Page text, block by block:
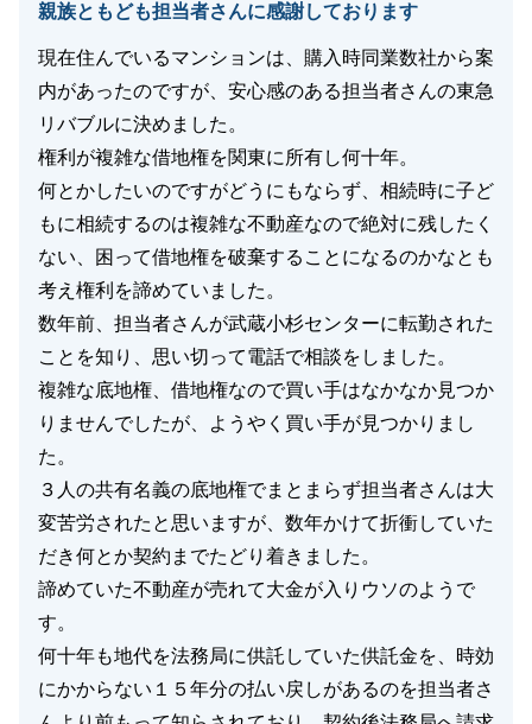
親族ともども担当者さんに感謝しております
現在住んでいるマンションは、購入時同業数社から案
内があったのですが、安心感のある担当者さんの東急
リバブルに決めました。
権利が複雑な借地権を関東に所有し何十年。
何とかしたいのですがどうにもならず、相続時に子ど
もに相続するのは複雑な不動産なので絶対に残したく
ない、困って借地権を破棄することになるのかなとも
考え権利を諦めていました。
数年前、担当者さんが武蔵小杉センターに転勤された
ことを知り、思い切って電話で相談をしました。
複雑な底地権、借地権なので買い手はなかなか見つか
りませんでしたが、ようやく買い手が見つかりまし
た。
３人の共有名義の底地権でまとまらず担当者さんは大
変苦労されたと思いますが、数年かけて折衝していた
だき何とか契約までたどり着きました。
諦めていた不動産が売れて大金が入りウソのようで
す。
何十年も地代を法務局に供託していた供託金を、時効
にかからない１５年分の払い戻しがあるのを担当者さ